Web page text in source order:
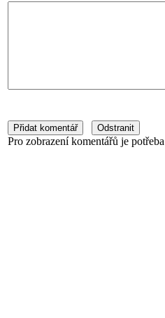
Pro zobrazení komentářů je